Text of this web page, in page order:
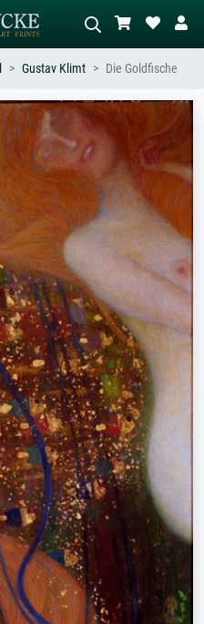
KI-Bildersuche
Beschreiben Sie die Szene – z.B. Grüne
Wiese, Abstrakt mit viel Rot, Dunkles
Ölgemälde, Stehender Akt neben einem
Baum.
Gustav Klimt Die Goldfische